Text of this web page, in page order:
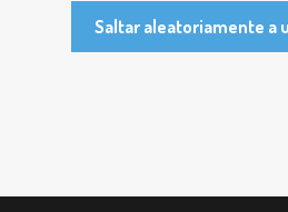
Saltar aleatoriamente a